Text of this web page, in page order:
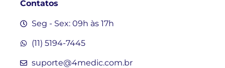
Contatos
Seg - Sex: 09h às 17h
(11) 5194-7445
suporte@4medic.com.br